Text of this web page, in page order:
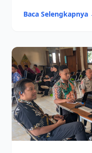
Baca Selengkapnya